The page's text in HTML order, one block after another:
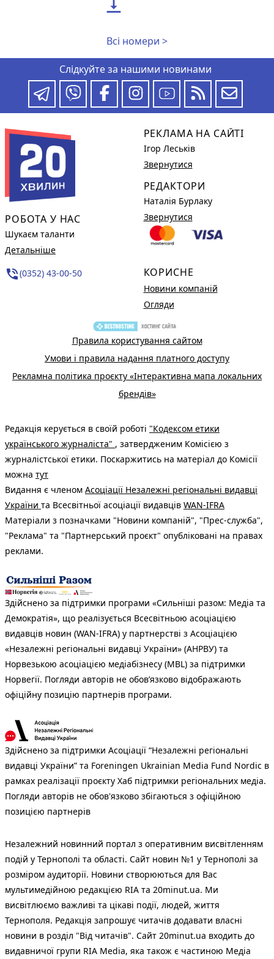

Всі номери >
Слідкуйте за нашими новинами
РОБОТА У НАС
Шукаєм таланти
Детальніше
phone_in_talk(0352) 43-00-50
РЕКЛАМА НА САЙТІ
Ігор Леськів
Звернутися
РЕДАКТОРИ
Наталія Бурлаку
Звернутися
КОРИСНЕ
Новини компаній
Огляди
Правила користування сайтом
Умови і правила надання платного доступу
Рекламна політика проєкту «Інтерактивна мапа локальних
брендів»
Редакція керується в своїй роботі "Кодексом етики
українського журналіста" , затвердженим Комісією з
журналістської етики. Поскаржитись на матеріал до Комісії
можна тут
Видання є членом Асоціації Незалежні регіональні видавці
України та Всесвітньої асоціації видавців WAN-IFRA
Матеріали з позначками "Новини компаній", "Прес-служба",
"Реклама" та "Партнерський проєкт" опубліковані на правах
реклами.
Здійснено за підтримки програми «Сильніші разом: Медіа та
Демократія», що реалізується Всесвітньою асоціацією
видавців новин (WAN-IFRA) у партнерстві з Асоціацією
«Незалежні регіональні видавці України» (АНРВУ) та
Норвезькою асоціацією медіабізнесу (MBL) за підтримки
Норвегії. Погляди авторів не обов’язково відображають
офіційну позицію партнерів програми.
Здійснено за підтримки Асоціації “Незалежні регіональні
видавці України” та Foreningen Ukrainian Media Fund Nordic в
рамках реалізації проєкту Хаб підтримки регіональних медіа.
Погляди авторів не обов'язково збігаються з офіційною
позицією партнерів
Незалежний новинний портал з оперативним висвітленням
подій у Тернополі та області. Сайт новин №1 у Тернополі за
розміром аудиторії. Новини створюються для Вас
мультимедійною редакцією RIA та 20minut.ua. Ми
висвітлюємо важливі та цікаві події, людей, життя
Тернополя. Редакція запрошує читачів додавати власні
новини в розділ "Від читачів". Сайт 20minut.ua входить до
видавничої групи RIA Media, яка також є частиною Медіа